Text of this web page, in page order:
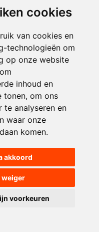
cookies
van cookies en
technologieën om
op onze website
inhoud en
tonen, om ons
te analyseren en
waar onze
komen.
akkoord
weiger
voorkeuren